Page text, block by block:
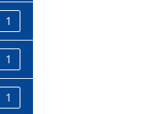
1
1
1